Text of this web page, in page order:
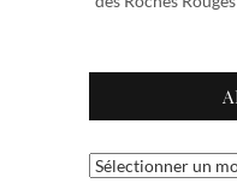
Archives